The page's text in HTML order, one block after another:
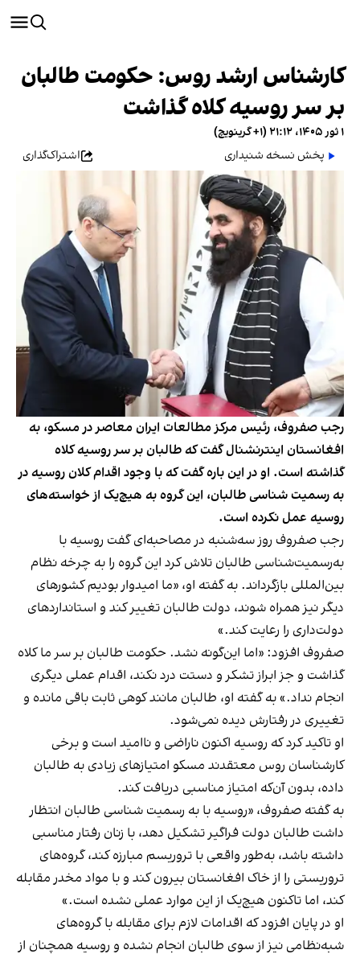
کارشناس ارشد روس: حکومت طالبان
بر سر روسیه کلاه گذاشت
۱ ثور ۱۴۰۵، ۲۱:۱۲ (‎+۱ گرینویچ)
پخش نسخه شنیداری
اشتراک‌گذاری
رجب صفروف، رئیس مرکز مطالعات ایران معاصر در مسکو، به
افغانستان اینترنشنال گفت که طالبان بر سر روسیه کلاه
گذاشته است. او در این‌ باره گفت که با وجود اقدام کلان روسیه در
به رسمیت شناسی طالبان، این گروه به هیچ‌یک از خواسته‌های
روسیه عمل نکرده‌ است.
رجب صفروف روز سه‌شنبه در مصاحبه‌ای گفت روسیه با
به‌رسمیت‌شناسی طالبان تلاش کرد این گروه را به چرخه نظام
بین‌المللی بازگرداند. به گفته او، «ما امیدوار بودیم کشورهای
دیگر نیز همراه شوند، دولت طالبان تغییر کند و استانداردهای
دولت‌داری را رعایت کند.»
صفروف افزود: «اما این‌گونه نشد. حکومت طالبان بر سر ما کلاه
گذاشت و جز ابراز تشکر و دستت درد نکند، اقدام عملی دیگری
انجام نداد.» به گفته او، طالبان مانند کوهی ثابت باقی مانده‌ و
تغییری در رفتارش دیده نمی‌شود.
او تاکید کرد که روسیه اکنون ناراضی و ناامید است و برخی
کارشناسان روس معتقدند مسکو امتیازهای زیادی به طالبان
داده، بدون آن‌که امتیاز مناسبی دریافت کند.
به گفته صفروف، «روسیه با به رسمیت شناسی طالبان انتظار
داشت طالبان دولت فراگیر تشکیل دهد، با زنان رفتار مناسبی
داشته باشد، به‌طور واقعی با تروریسم مبارزه کند، گروه‌های
تروریستی را از خاک افغانستان بیرون کند و با مواد مخدر مقابله
کند، اما تاکنون هیچ‌یک از این موارد عملی نشده است.»
او در پایان افزود که اقدامات لازم برای مقابله با گروه‌های
شبه‌نظامی نیز از سوی طالبان انجام نشده و روسیه همچنان از